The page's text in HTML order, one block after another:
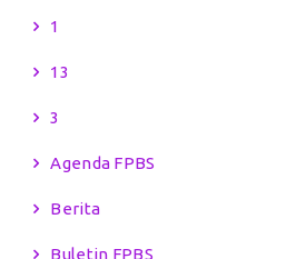
1
13
3
Agenda FPBS
Berita
Buletin FPBS